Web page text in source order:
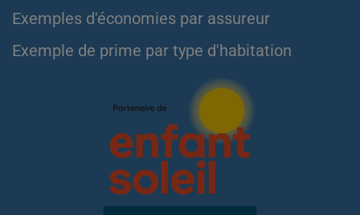
Exemples d'économies par assureur
Exemple de prime par type d'habitation